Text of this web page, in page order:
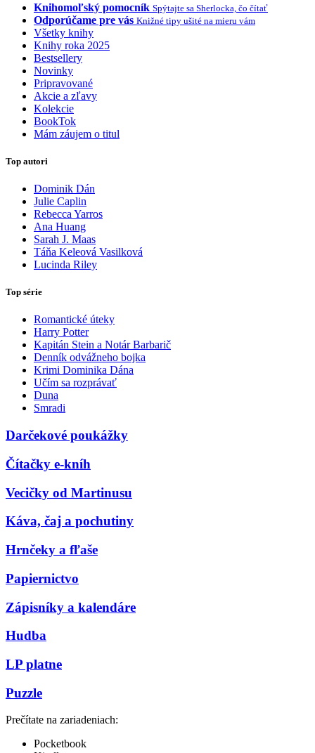
Knihomoľský pomocník Spýtajte sa Sherlocka, čo čítať
Odporúčame pre vás Knižné tipy ušité na mieru vám
Všetky knihy
Knihy roka 2025
Bestsellery
Novinky
Pripravované
Akcie a zľavy
Kolekcie
BookTok
Mám záujem o titul
Top autori
Dominik Dán
Julie Caplin
Rebecca Yarros
Ana Huang
Sarah J. Maas
Táňa Keleová Vasilková
Lucinda Riley
Top série
Romantické úteky
Harry Potter
Kapitán Stein a Notár Barbarič
Denník odvážneho bojka
Krimi Dominika Dána
Učím sa rozprávať
Duna
Smradi
Darčekové poukážky
Čítačky e-kníh
Vecičky od Martinusu
Káva, čaj a pochutiny
Hrnčeky a fľaše
Papiernictvo
Zápisníky a kalendáre
Hudba
LP platne
Puzzle
Prečítate na zariadeniach:
Pocketbook